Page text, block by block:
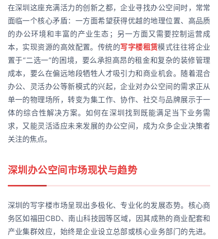
在深圳这座充满活力的创新之都，企业寻找办公空间时，常常
面临一个核心矛盾：一方面希望获得优越的地理位置、高品质
的办公环境和丰富的产业生态；另一方面又需要控制运营成
本，实现资源的高效配置。传统的写字楼租赁模式往往将企业
置于“二选一”的困境，要么承担高昂的租金和复杂的装修管理
成本，要么在偏远地段牺牲人才吸引力和商业机会。随着混合
办公、灵活办公等新模式的兴起，企业对办公空间的需求正从
单一的物理场所，转变为集工作、协作、社交与品牌展示于一
体的综合性解决方案。如何在深圳找到既能满足当下业务需
求，又能灵活适应未来发展的办公空间，成为众多企业决策者
关注的焦点。
深圳办公空间市场现状与趋势
深圳的写字楼市场呈现出多极化、专业化的发展态势。核心商
务区如福田CBD、南山科技园等区域，因其成熟的商业配套和
产业集群效应，始终是企业设立总部或核心业务部门的先进。